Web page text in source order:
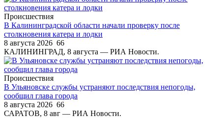
Происшествия
В Калининградской области начали проверку после
столкновения катера и лодки
8 августа 2026 66
КАЛИНИНГРАД, 8 августа — РИА Новости.
Происшествия
В Ульяновске службы устраняют последствия непогоды,
сообщил глава города
8 августа 2026 66
САРАТОВ, 8 авг — РИА Новости.